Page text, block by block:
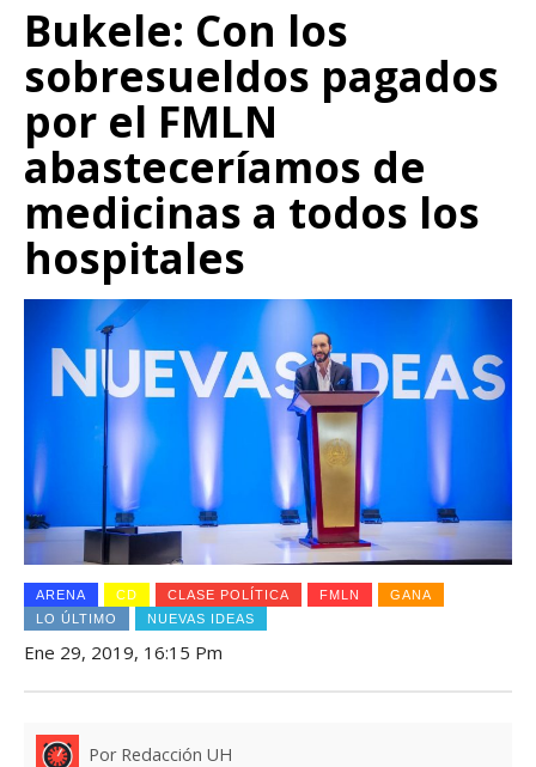
Bukele: Con los
sobresueldos pagados
por el FMLN
abasteceríamos de
medicinas a todos los
hospitales
ARENA CD CLASE POLÍTICA FMLN
GANA
LO ÚLTIMO
NUEVAS IDEAS
Ene 29, 2019, 16:15 Pm
Por Redacción UH